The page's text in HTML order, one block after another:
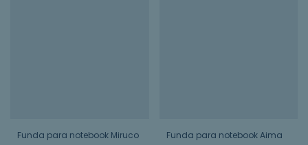
Funda para notebook Miruco
Funda para notebook Aima